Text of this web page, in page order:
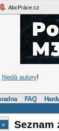
AbcPráce.cz
hledá autory!
FAQ
» Seznam